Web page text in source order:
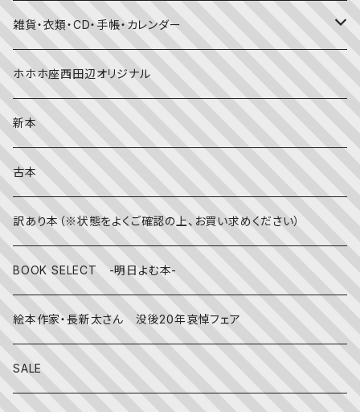
英語
春
夏
赤ちゃん（０・１・２歳向け）絵本
文字のない絵本
英語の絵本
写真絵本
ファッション
映画
伝統文化・技法
雑貨・衣類・CD・手帳・カレンダー
靴下
日記・手帳
CD
文房具
その他
ホホホ座西田辺オリジナル
新本
古本
訳あり本（※状態をよくご確認の上、お買い求めください）
BOOK SELECT -明日よむ本-
絵本作家・長新太さん 没後20年哀悼フェア
SALE